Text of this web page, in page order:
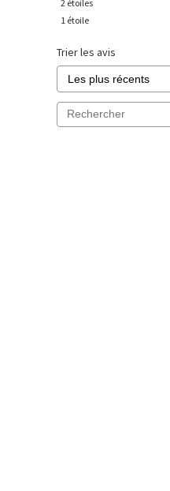
2 étoiles
1 étoile
Trier les avis